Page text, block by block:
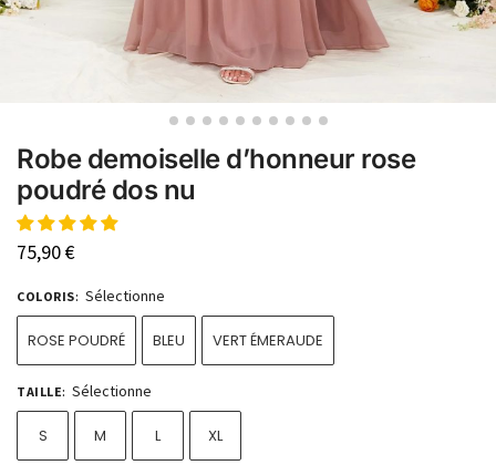
Robe demoiselle d’honneur rose
poudré dos nu
75,90€
COLORIS: Sélectionne
ROSE POUDRÉ BLEU VERT ÉMERAUDE
TAILLE: Sélectionne
S M L XL